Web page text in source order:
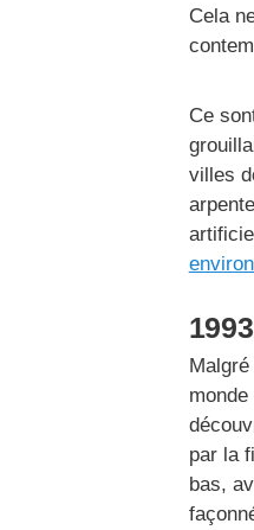
Cela
Ce
villes
par la
bas,